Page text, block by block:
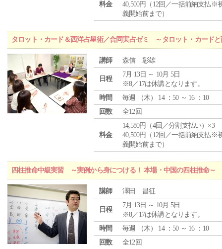
料金
40,500円（12回／一括前納支払※
義開始前まで）
タロット・カード＆西洋占星術／合同実占ゼミ ～タロット・カード
講師 森信 彰雄
日程
7月 13日 ～ 10月 5日
※8／17は休講となります。
時間
毎週 （木） 14 ：50 ～ 16 ：10
回数
全12回
料金
14,580円（4回／分割支払い）×3
40,500円（12回／一括前納支払※
義開始前まで）
四柱推命中級実習 ～実例から身につける！ 本場・中国の四柱推命～
講師 澤田 昌征
日程
7月 13日 ～ 10月 5日
※8／17は休講となります。
時間
毎週 （木） 14 ：50 ～ 16 ：10
回数
全12回